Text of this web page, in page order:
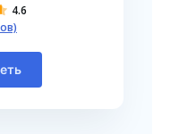
4.6